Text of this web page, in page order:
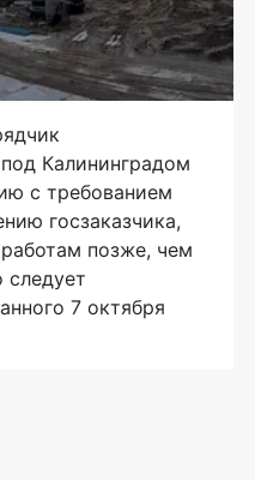
Калининградом
с требованием
госзаказчика,
позже, чем
следует
7 октября